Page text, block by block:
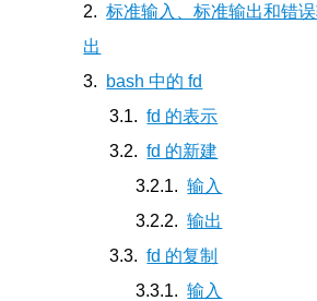
标准输入、标准输出和错
出
bash 中的 fd
fd 的表示
fd 的新建
输入
输出
fd 的复制
输入